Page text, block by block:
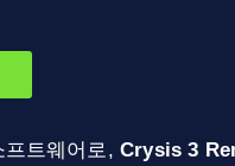
프트웨어로,Crysis 3